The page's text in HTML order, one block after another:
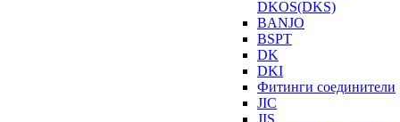
DKOS(DKS)
BANJO
BSPT
DK
DKI
Фитинги соединители
JIC
JIS